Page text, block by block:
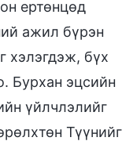
ертөнцөд
ажил бүрэн
хэлэгдэж, бүх
Бурхан эцсийн
үйлчлэлийг
Түүнийг